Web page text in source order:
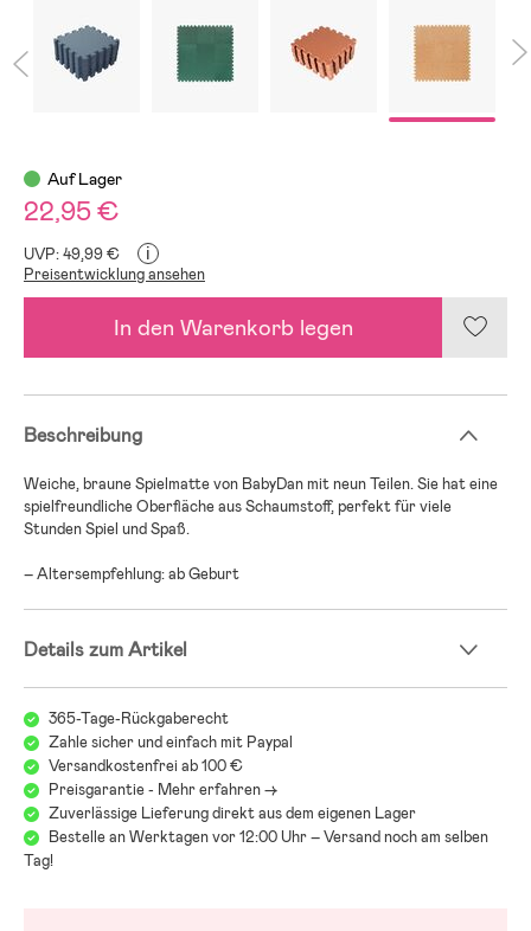
Auf Lager
22,95 €
UVP: 49,99 € i
Preisentwicklung ansehen
In den Warenkorb legen
Beschreibung
Weiche, braune Spielmatte von BabyDan mit neun Teilen. Sie hat eine
spielfreundliche Oberfläche aus Schaumstoff, perfekt für viele
Stunden Spiel und Spaß.
– Altersempfehlung: ab Geburt
Details zum Artikel
365-Tage-Rückgaberecht
Zahle sicher und einfach mit Paypal
Versandkostenfrei ab 100 €
Preisgarantie - Mehr erfahren ->
Zuverlässige Lieferung direkt aus dem eigenen Lager
Bestelle an Werktagen vor 12:00 Uhr – Versand noch am selben
Tag!